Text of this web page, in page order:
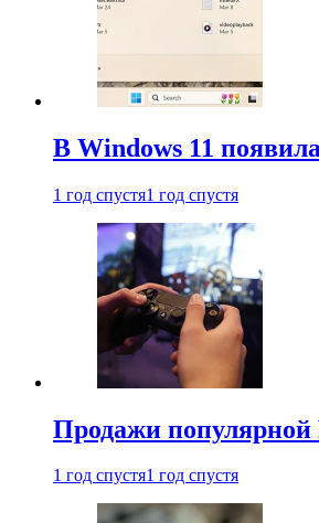
В Windows 11
1 год спустя1 год спустя
Продажи популярной
1 год спустя1 год спустя